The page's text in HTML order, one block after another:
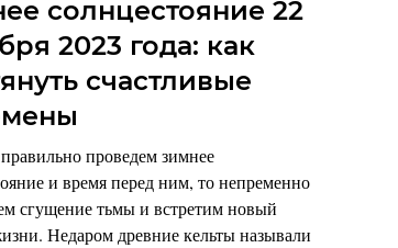
солнцестояние 22
2023 года: как
счастливые
проведем зимнее
и время перед ним, то непременно
сгущение тьмы и встретим новый
Недаром древние кельты называли